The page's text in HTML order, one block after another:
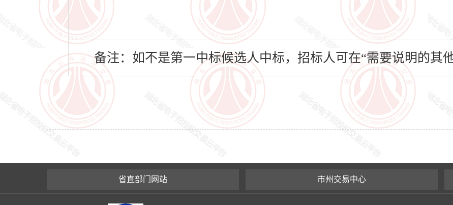
备注：如不是第一中标候选人中标，招标人可在“需要说明的其他
省直部门网站 市州交易中心